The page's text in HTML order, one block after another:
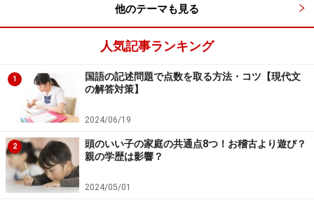
う？」と考えてみましょう。短歌はYouTube、俳句は
TikTok。数分から数十分の動画YouTubeが広がることで
生まれた、数秒～数十秒の短い動画プラットフォームの
TikTok。短歌を集めるように命じた天皇はGoogle的存
在、和歌や俳句で有名な人物は現代でいえば、ヒカキン
みたいなインフルエンサー。こんなふうに、身近なこと
に置き換えるのです。
他のテーマも見る
人気記事ランキング
1
国語の記述問題で点数を取る方法・コツ【現代文
の解答対策】
2024/06/19
2
頭のいい子の家庭の共通点8つ！お稽古より遊び？
親の学歴は影響？
2024/05/01